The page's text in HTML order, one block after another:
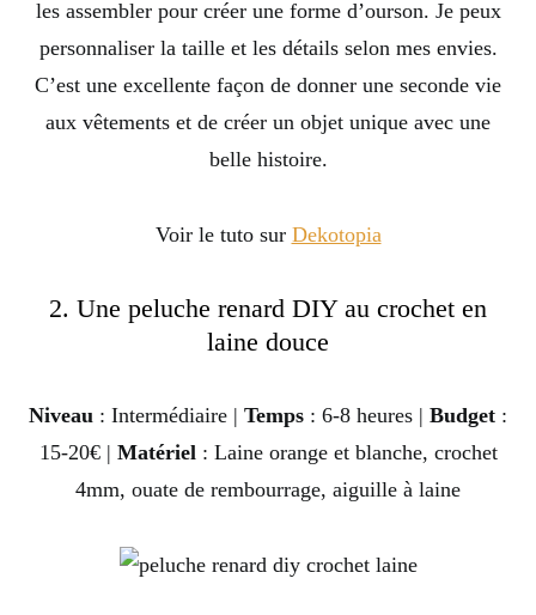
les assembler pour créer une forme d’ourson. Je peux
personnaliser la taille et les détails selon mes envies.
C’est une excellente façon de donner une seconde vie
aux vêtements et de créer un objet unique avec une
belle histoire.
Voir le tuto sur Dekotopia
2. Une peluche renard DIY au crochet en
laine douce
Niveau : Intermédiaire | Temps : 6-8 heures | Budget :
15-20€ | Matériel: Laine orange et blanche, crochet
4mm, ouate de rembourrage, aiguille à laine